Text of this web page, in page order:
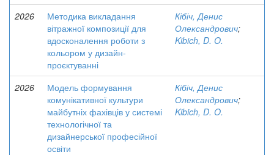
2026
Методика викладання
вітражної композиції для
вдосконалення роботи з
кольором у дизайн-
проєктуванні
Кібіч, Денис
Олександрович;
Kibich, D. O.
2026
Модель формування
комунікативної культури
майбутніх фахівців у системі
технологічної та
дизайнерської професійної
освіти
Кібіч, Денис
Олександрович;
Kibich, D. O.